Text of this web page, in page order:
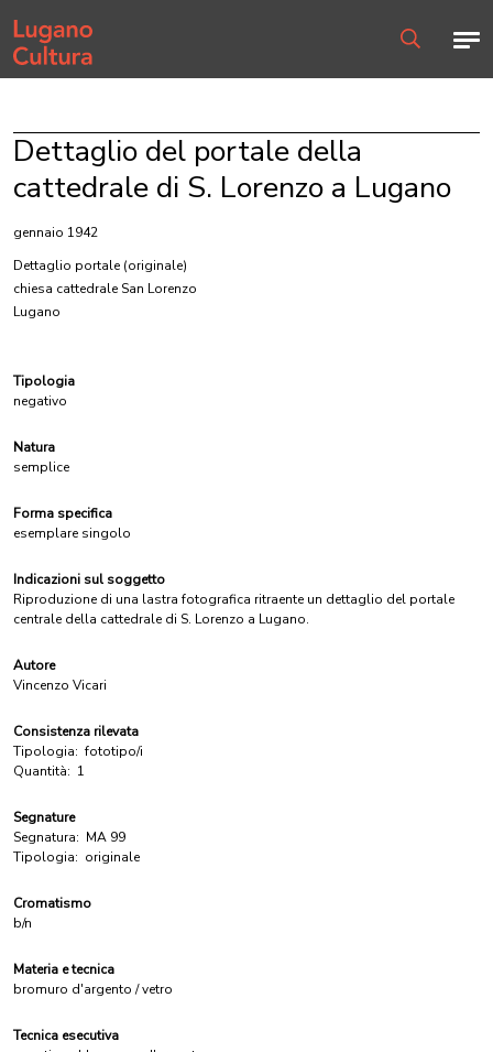
Home page
Dettaglio del portale della
cattedrale di S. Lorenzo a Lugano
gennaio 1942
Dettaglio portale (originale)
chiesa cattedrale San Lorenzo
Lugano
Tipologia
negativo
Natura
semplice
Forma specifica
esemplare singolo
Indicazioni sul soggetto
Riproduzione di una lastra fotografica ritraente un dettaglio del portale
centrale della cattedrale di S. Lorenzo a Lugano.
Autore
Vincenzo Vicari
Consistenza rilevata
Tipologia: fototipo/i
Quantità: 1
Segnature
Segnatura: MA 99
Tipologia: originale
Cromatismo
b/n
Materia e tecnica
bromuro d'argento / vetro
Tecnica esecutiva